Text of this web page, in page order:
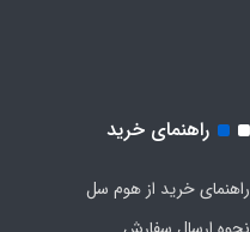
راهنمای خرید
راهنمای خرید از هوم سل